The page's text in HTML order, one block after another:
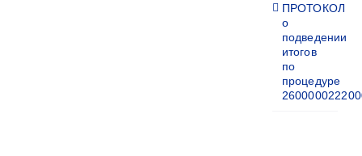
ПРОТОКОЛ
о
подведении
итогов
по
процедуре